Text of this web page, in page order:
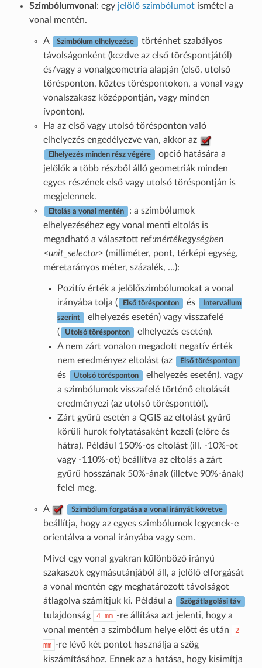
Szimbólumvonal : egy jelölő szimbólumotismétel a
vonal mentén.
A Szimbólum elhelyezése
történhet szabályos
távolságonként (kezdve az első töréspontjától)
és/vagy a vonalgeometria alapján (első, utolsó
törésponton, köztes töréspontokon, a vonal vagy
vonalszakasz középpontján, vagy minden
ívponton).
Ha az első vagy utolsó törésponton való
elhelyezés engedélyezve van, akkor az
Elhelyezés minden rész végére
opció hatására a
jelölők a több részből álló geometriák minden
egyes részének első vagy utolsó töréspontján is
megjelennek.
Eltolás a vonal mentén
: a szimbólumok
elhelyezéséhez egy vonal menti eltolás is
megadható a választott ref:mértékegységben
<unit_selector> (milliméter, pont, térképi egység,
méretarányos méter, százalék, …):
Pozitív érték a jelölőszimbólumokat a vonal
irányába tolja (
Első törésponton és Intervallum
szerint
elhelyezés esetén) vagy visszafelé
(
Utolsó törésponton
elhelyezés esetén).
A nem zárt vonalon megadott negatív érték
nem eredményez eltolást (az
Első törésponton
és Utolsó törésponton
elhelyezés esetén), vagy
a szimbólumok visszafelé történő eltolását
eredményezi (az utolsó törésponttól).
Zárt gyűrű esetén a QGIS az eltolást gyűrű
körüli hurok folytatásaként kezeli (előre és
hátra). Például 150%­­‑os eltolást (ill. -10%‑ot
vagy -110%‑ot) beállítva az eltolás a zárt
gyűrű hosszának 50%‑ának (illetve 90%‑ának)
felel meg.
A Szimbólum forgatása a vonal irányát követve
beállítja, hogy az egyes szimbólumok legyenek-e
orientálva a vonal irányába vagy sem.
Mivel egy vonal gyakran különböző irányú
szakaszok egymásutánjából áll, a jelölő elforgását
a vonal mentén egy meghatározott távolságot
átlagolva számítjuk ki. Például a
Szögátlagolási táv
tulajdonság 4 mm -re állítása azt jelenti, hogy a
vonal mentén a szimbólum helye előtt és után
2
mm -re lévő két pontot használja a szög
kiszámításához. Ennek az a hatása, hogy kisimítja